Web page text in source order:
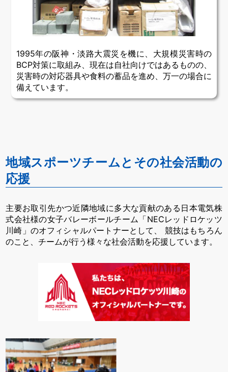
1995年の阪神・淡路大震災を機に、大規模災害時の
BCP対策に取組み、現在は自社向けではあるものの、
災害時の対応器具や食料の蓄品を進め、万一の場合に
備えています。
地域スポーツチームとその社会活動の
応援
主要お取引先かつ近隣地域に多大な貢献のある日本電気株
式会社様の女子バレーボールチーム「NECレッドロケッツ
川崎」のオフィシャルパートナーとして、 競技はもちろん
のこと、チームが行う様々な社会活動を応援しています。